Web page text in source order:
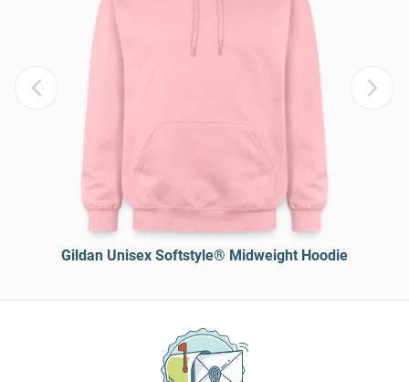
Gildan Unisex Softstyle® Midweight Hoodie